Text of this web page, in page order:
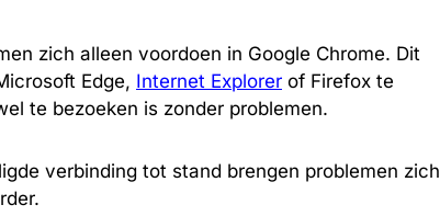
zich alleen voordoen in Google Chrome. Dit
Edge, Internet Explorer of Firefox te
te bezoeken is zonder problemen.
verbinding tot stand brengen problemen zich